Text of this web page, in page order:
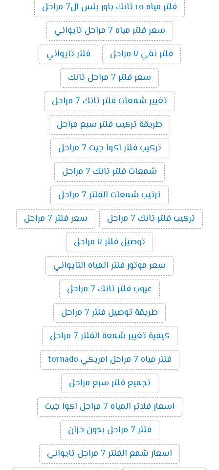
فلتر مياه ro تانك باور بلس ال7 مراحل
سعر فلتر مياه 7 مراحل تايواني
فلتر نقي ٧ مراحل
فلتر تايواني
سعر فلتر 7 مراحل تانك
تغيير شمعات فلتر تانك 7 مراحل
طريقة تركيب فلتر سبع مراحل
تركيب فلتر اكوا جيت 7 مراحل
شمعات فلتر تانك 7 مراحل
ترتيب شمعات الفلتر 7 مراحل
تركيب فلتر تانك 7 مراحل
سعر فلتر 7 مراحل
توصيل فلتر ٧ مراحل
سعر موتور فلتر المياه التايواني
عيوب فلتر تانك 7 مراحل
طريقة توصيل فلتر 7 مراحل
كيفية تغيير شمعة الفلتر 7 مراحل
فلتر مياه 7 مراحل امريكي tornado
تجميع فلتر سبع مراحل
اسعار فلاتر المياه 7 مراحل اكوا جيت
فلتر 7 مراحل بدون خزان
اسعار شمع الفلتر 7 مراحل تايواني